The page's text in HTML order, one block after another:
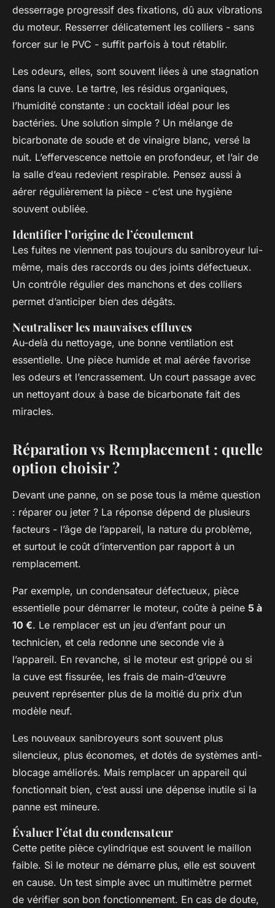
desserrage progressif des fixations, dû aux vibrations
du moteur. Resserrer délicatement les colliers - sans
forcer sur le PVC - suffit parfois à tout rétablir.
Les odeurs, elles, sont souvent liées à une stagnation
dans la cuve. Le tartre, les résidus organiques,
l’humidité constante : un cocktail idéal pour les
bactéries. Une solution simple ? Un mélange de
bicarbonate de soude et de vinaigre blanc, versé la
nuit. L’effervescence nettoie en profondeur, et l’air de
la salle d’eau redevient respirable. Pensez aussi à
aérer régulièrement la pièce - c’est une hygiène
souvent oubliée.
Identifier l’origine de l’écoulement
Les fuites ne viennent pas toujours du sanibroyeur lui-
même, mais des raccords ou des joints défectueux.
Un contrôle régulier des manchons et des colliers
permet d’anticiper bien des dégâts.
Neutraliser les mauvaises effluves
Au-delà du nettoyage, une bonne ventilation est
essentielle. Une pièce humide et mal aérée favorise
les odeurs et l’encrassement. Un court passage avec
un nettoyant doux à base de bicarbonate fait des
miracles.
Réparation vs Remplacement : quelle
option choisir ?
Devant une panne, on se pose tous la même question
: réparer ou jeter ? La réponse dépend de plusieurs
facteurs - l’âge de l’appareil, la nature du problème,
et surtout le coût d’intervention par rapport à un
remplacement.
Par exemple, un condensateur défectueux, pièce
essentielle pour démarrer le moteur, coûte à peine 5 à
10 €. Le remplacer est un jeu d’enfant pour un
technicien, et cela redonne une seconde vie à
l’appareil. En revanche, si le moteur est grippé ou si
la cuve est fissurée, les frais de main-d’œuvre
peuvent représenter plus de la moitié du prix d’un
modèle neuf.
Les nouveaux sanibroyeurs sont souvent plus
silencieux, plus économes, et dotés de systèmes anti-
blocage améliorés. Mais remplacer un appareil qui
fonctionnait bien, c’est aussi une dépense inutile si la
panne est mineure.
Évaluer l’état du condensateur
Cette petite pièce cylindrique est souvent le maillon
faible. Si le moteur ne démarre plus, elle est souvent
en cause. Un test simple avec un multimètre permet
de vérifier son bon fonctionnement. En cas de doute,